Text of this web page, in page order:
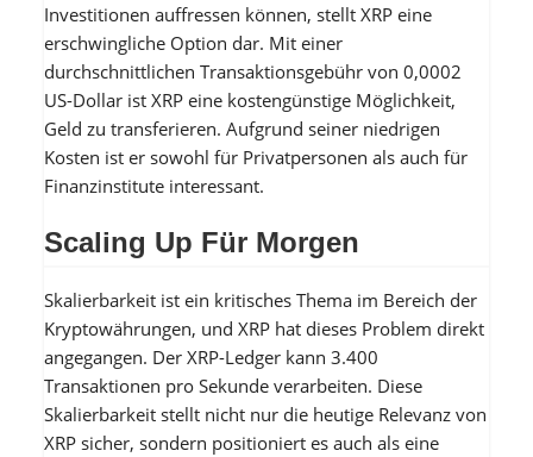
Investitionen auffressen können, stellt XRP eine
erschwingliche Option dar. Mit einer
durchschnittlichen Transaktionsgebühr von 0,0002
US-Dollar ist XRP eine kostengünstige Möglichkeit,
Geld zu transferieren. Aufgrund seiner niedrigen
Kosten ist er sowohl für Privatpersonen als auch für
Finanzinstitute interessant.
Scaling Up Für Morgen
Skalierbarkeit ist ein kritisches Thema im Bereich der
Kryptowährungen, und XRP hat dieses Problem direkt
angegangen. Der XRP-Ledger kann 3.400
Transaktionen pro Sekunde verarbeiten. Diese
Skalierbarkeit stellt nicht nur die heutige Relevanz von
XRP sicher, sondern positioniert es auch als eine